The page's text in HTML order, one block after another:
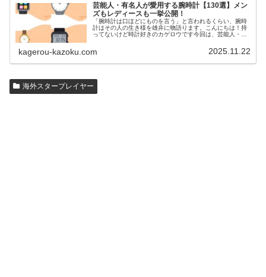
芸能人・有名人が愛用する腕時計【130選】メン
ズもレディースも一挙公開！
「腕時計は口ほどにものを言う」と言われるくらい、腕時
計はその人の生き様を雄弁に物語ります。こんにちは！持
ってないけど時計好きのカゲロウです今回は、芸能人・有
kagerou-kazoku.com 2025.11.22
海外スタープレイヤー